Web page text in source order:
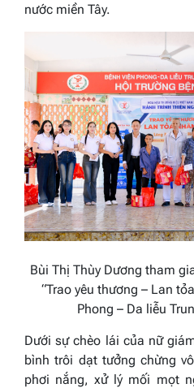
nước miền Tây.
Bùi Thị Thùy Dương tham
“Trao yêu thương – Lan
Phong – Da liễu
Dưới sự chèo lái của nữ
bình trôi dạt tưởng chừng
phơi nắng, xử lý mối mọt